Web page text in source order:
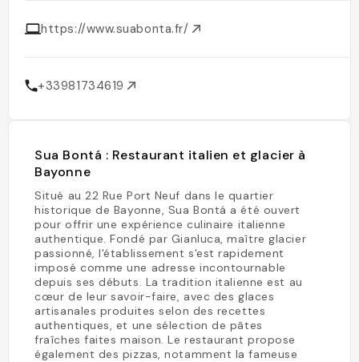
https://www.suabonta.fr/
+33981734619
Sua Bontá : Restaurant italien et glacier à
Bayonne
Situé au 22 Rue Port Neuf dans le quartier
historique de Bayonne, Sua Bontá a été ouvert
pour offrir une expérience culinaire italienne
authentique. Fondé par Gianluca, maître glacier
passionné, l'établissement s'est rapidement
imposé comme une adresse incontournable
depuis ses débuts. La tradition italienne est au
cœur de leur savoir-faire, avec des glaces
artisanales produites selon des recettes
authentiques, et une sélection de pâtes
fraîches faites maison. Le restaurant propose
également des pizzas, notamment la fameuse